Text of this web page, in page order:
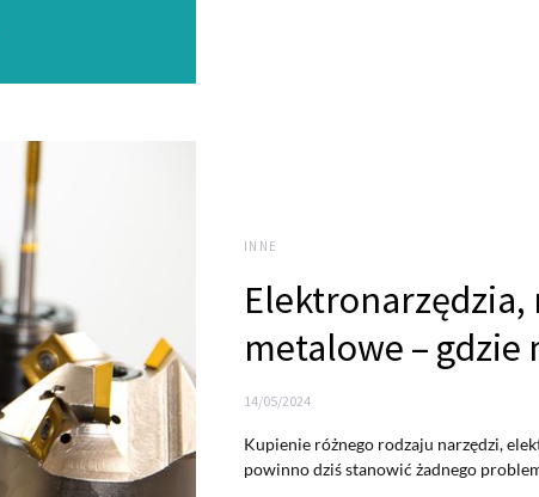
INNE
Elektronarzędzia,
metalowe – gdzie
14/05/2024
Kupienie różnego rodzaju narzędzi,
powinno dziś stanowić żadnego